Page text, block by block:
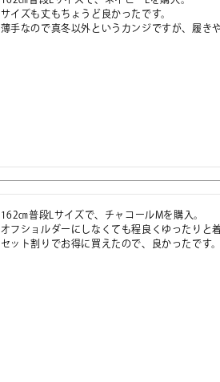
サイズも丈もちょうど良かったです。
薄手なので真冬以外というカンジですが、履き
162㎝普段Lサイズで、チャコールMを購入。
オフショルダーにしなくても程良くゆったりと
セット割りでお得に買えたので、良かったです。